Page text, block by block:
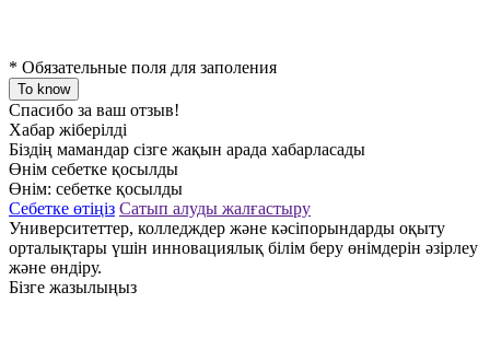
* Обязательные поля для заполения
To know
Спасибо за ваш отзыв!
Хабар жіберілді
Біздің мамандар сізге жақын арада хабарласады
Өнім себетке қосылды
Өнім: себетке қосылды
Себетке өтіңіз Сатып алуды жалғастыру
Университеттер, колледждер және кәсіпорындарды оқыту
орталықтары үшін инновациялық білім беру өнімдерін әзірлеу
және өндіру.
Бізге жазылыңыз